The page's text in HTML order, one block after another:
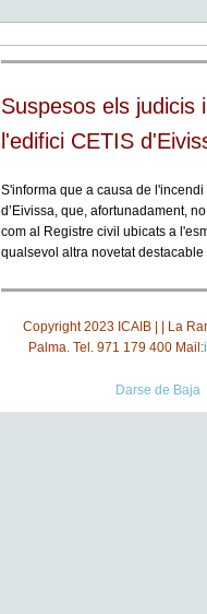
Suspesos els judicis
l'edifici CETIS
S'informa que a causa de
d’Eivissa, que, afortunadament,
com al Registre civil ubicats a
qualsevol altra novetat destacable
Copyright 2023 ICAIB |
| La
Palma. Tel. 971 179 400 Mail:
Darse de Baja